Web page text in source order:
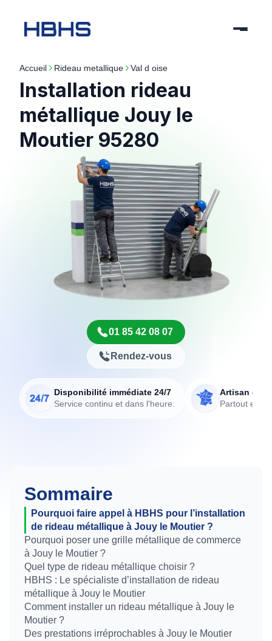
Accueil rideau metallique val d oise
Installation rideau
métallique Jouy le
Moutier 95280
01 85 42 08 07
Rendez-vous
Disponibilité immédiate 24/7
Service continu et dans l'heure.
Artisan de
Partout en
Sommaire
Pourquoi faire appel à HBHS pour l’installation
de rideau métallique à Jouy le Moutier ?
Pourquoi poser une grille métallique de commerce
à Jouy le Moutier ?
Quel type de rideau métallique choisir ?
HBHS : Le spécialiste d’installation de rideau
métallique à Jouy le Moutier
Comment installer un rideau métallique à Jouy le
Moutier ?
Des prestations irréprochables à Jouy le Moutier